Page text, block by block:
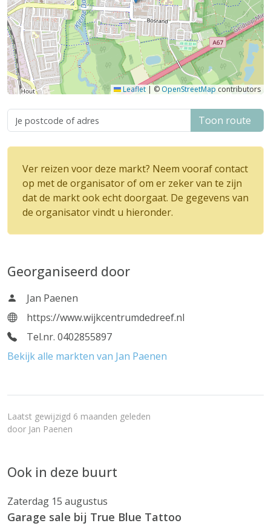
Leaflet | © OpenStreetMap contributors
Toon route
Ver reizen voor deze markt? Neem vooraf contact
op met de organisator of om er zeker van te zijn
dat de markt ook echt doorgaat. De gegevens van
de organisator vindt u hieronder.
Georganiseerd door
Jan Paenen
https://www.wijkcentrumdedreef.nl
Tel.nr. 0402855897
Bekijk alle markten van Jan Paenen
Laatst gewijzigd 6 maanden geleden
door Jan Paenen
Ook in deze buurt
Zaterdag 15 augustus
Garage sale bij True Blue Tattoo